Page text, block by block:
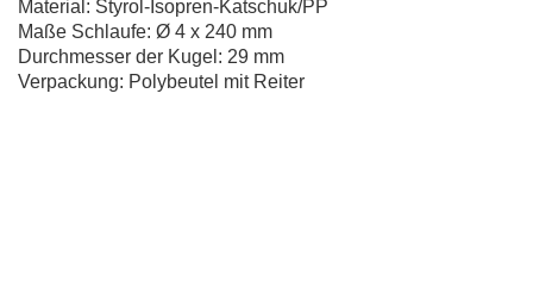
Material: Styrol-Isopren-Katschuk/PP
Maße Schlaufe: Ø 4 x 240 mm
Durchmesser der Kugel: 29 mm
Verpackung: Polybeutel mit Reiter